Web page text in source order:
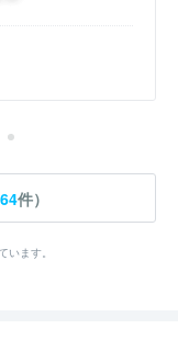
64件）
ます。